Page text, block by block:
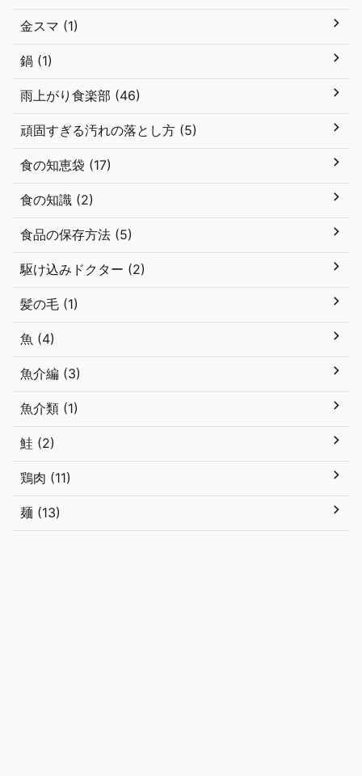
金スマ (1)
鍋 (1)
雨上がり食楽部 (46)
頑固すぎる汚れの落とし方 (5)
食の知恵袋 (17)
食の知識 (2)
食品の保存方法 (5)
駆け込みドクター (2)
髪の毛 (1)
魚 (4)
魚介編 (3)
魚介類 (1)
鮭 (2)
鶏肉 (11)
麺 (13)